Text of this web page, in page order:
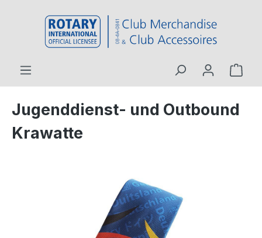
Jugenddienst- und Outbound
Krawatte